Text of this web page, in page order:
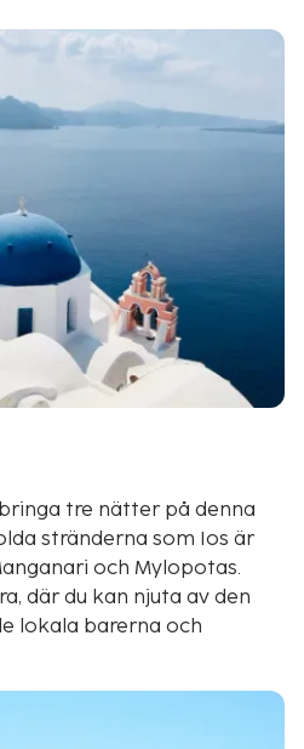
tre nätter på denna
stränderna som Ios är
och Mylopotas.
där du kan njuta av den
lokala barerna och